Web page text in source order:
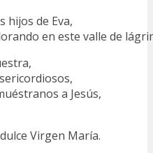
hijos de Eva,
en este valle de
a Jesús,
Virgen María.